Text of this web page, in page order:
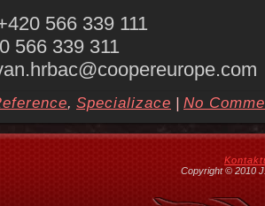
566 339 111
566 339 311
, Specializace | No
Copyright © 2010